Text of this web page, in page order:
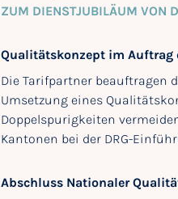
ZUM DIENSTJUBILÄUM VON
Qualitätskonzept im Auftrag
Die Tarifpartner beauftragen
Umsetzung eines
Doppelspurigkeiten
Kantonen bei der DRG-
Abschluss Nationaler